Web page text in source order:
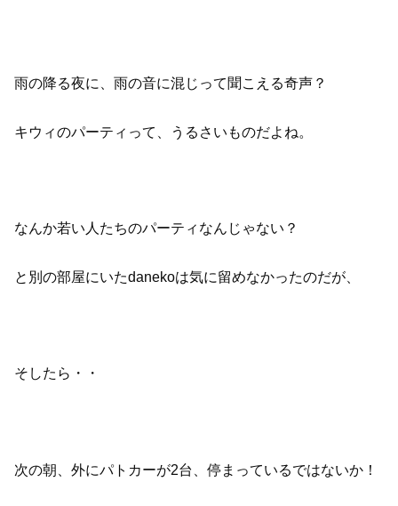
雨の降る夜に、雨の音に混じって聞こえる奇声？
キウィのパーティって、うるさいものだよね。
なんか若い人たちのパーティなんじゃない？
と別の部屋にいたdanekoは気に留めなかったのだが、
そしたら・・
次の朝、外にパトカーが2台、停まっているではないか！